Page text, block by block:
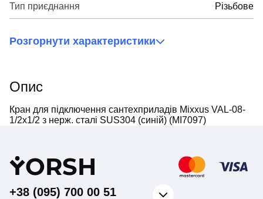
Тип приєднання Різьбове
Розгорнути характеристики
Опис
Кран для підключення сантехприладів Mixxus VAL-08-
1/2x1/2 з нерж. сталі SUS304 (синій) (MI7097)
YORSH
+38 (095) 700 00 51